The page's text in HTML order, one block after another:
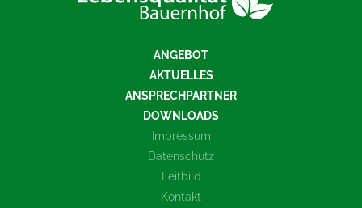
ANGEBOT
AKTUELLES
ANSPRECHPARTNER
DOWNLOADS
Impressum
Datenschutz
Leitbild
Kontakt